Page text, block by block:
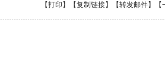
【打印 】【复制链接】【转发邮件】